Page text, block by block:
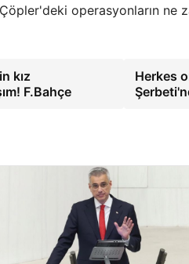
operasyonların ne
kız
F.Bahçe
Herkes